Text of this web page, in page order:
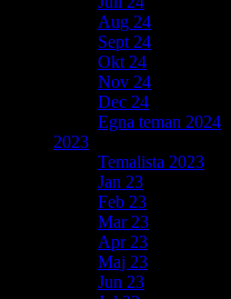
Aug 24
Sept 24
Okt 24
Nov 24
Dec 24
Egna teman 2024
2023
Temalista 2023
Jan 23
Feb 23
Mar 23
Apr 23
Maj 23
Jun 23